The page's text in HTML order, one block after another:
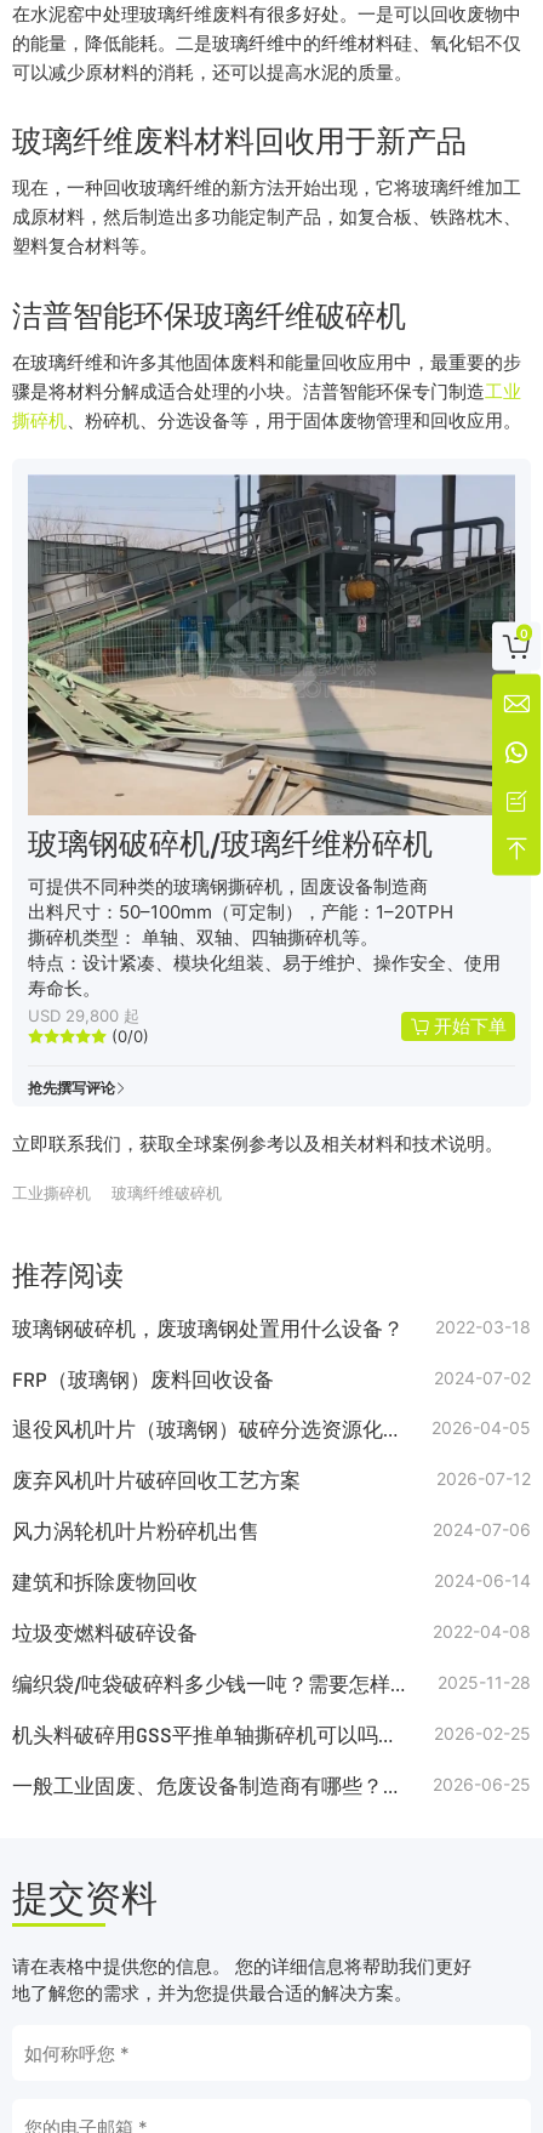
在水泥窑中处理玻璃纤维废料有很多好处。一是可以回收废物中
的能量，降低能耗。二是玻璃纤维中的纤维材料硅、氧化铝不仅
可以减少原材料的消耗，还可以提高水泥的质量。
玻璃纤维废料材料回收用于新产品
现在，一种回收玻璃纤维的新方法开始出现，它将玻璃纤维加工
成原材料，然后制造出多功能定制产品，如复合板、铁路枕木、
塑料复合材料等。
洁普智能环保玻璃纤维破碎机
在玻璃纤维和许多其他固体废料和能量回收应用中，最重要的步
骤是将材料分解成适合处理的小块。洁普智能环保专门制造工业
撕碎机、粉碎机、分选设备等，用于固体废物管理和回收应用。
玻璃钢破碎机/玻璃纤维粉碎机
可提供不同种类的玻璃钢撕碎机，固废设备制造商
出料尺寸：50–100mm（可定制），产能：1–20TPH
撕碎机类型： 单轴、双轴、四轴撕碎机等。
特点：设计紧凑、模块化组装、易于维护、操作安全、使用
寿命长。
USD 29,800 起
(0/0) 开始下单
抢先撰写评论
立即联系我们，获取全球案例参考以及相关材料和技术说明。
工业撕碎机 玻璃纤维破碎机
推荐阅读
玻璃钢破碎机，废玻璃钢处置用什么设备？ 2022-03-18
FRP（玻璃钢）废料回收设备 2024-07-02
退役风机叶片（玻璃钢）破碎分选资源化系统：变废为宝的绿色引擎 2026-04-05
废弃风机叶片破碎回收工艺方案 2026-07-12
风力涡轮机叶片粉碎机出售 2024-07-06
建筑和拆除废物回收 2024-06-14
垃圾变燃料破碎设备 2022-04-08
编织袋/吨袋破碎料多少钱一吨？需要怎样的撕碎机？ 2025-11-28
机头料破碎用GSS平推单轴撕碎机可以吗？塑料粉碎机多少钱一台 2026-02-25
一般工业固废、危废设备制造商有哪些？如何选择可靠厂家？ 2026-06-25
提交资料
请在表格中提供您的信息。 您的详细信息将帮助我们更好
地了解您的需求，并为您提供最合适的解决方案。

0



